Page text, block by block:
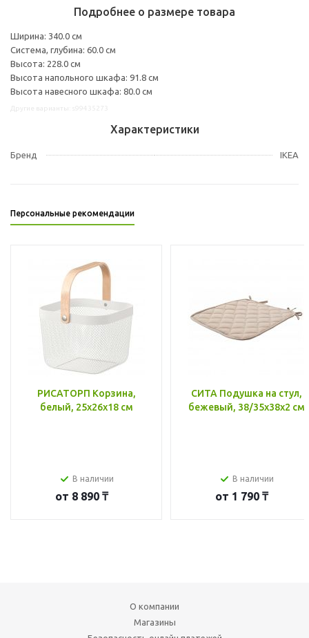
Подробнее о размере товара
Ширина: 340.0 см
Система, глубина: 60.0 см
Высота: 228.0 см
Высота напольного шкафа: 91.8 см
Высота навесного шкафа: 80.0 см
Характеристики
Бренд IKEA
Персональные рекомендации
РИСАТОРП Корзина,
белый, 25x26x18 см
В наличии
от 8 890 ₸
СИТА Подушка на стул,
бежевый, 38/35x38x2 см
В наличии
от 1 790 ₸
О компании
Магазины